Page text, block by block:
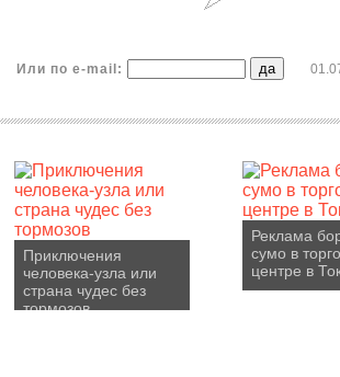
Или по e-mail:
Приключения
человека-узла или
страна чудес без
тормозов
Реклама
сумо в
центре в